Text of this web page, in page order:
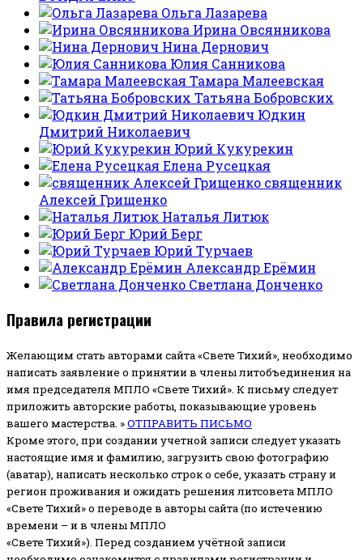
Ольга Лазарева
Ирина Овсянникова
Нина Дернович
Юлия Санникова
Тамара Малеевская
Татьяна Бобровских
Юдкин
Дмитрий Николаевич
Юрий Кукурекин
Елена Русецкая
священник
Алексей Грищенко
Наталья Литюк
Юрий Берг
Юрий Турчаев
Александр Ерёмин
Светлана Донченко
Правила регистрации
Желающим стать авторами сайта «Свете Тихий», необходимо
написать заявление о принятии в члены литобъединения на
имя председателя МПЛО «Свете Тихий». К письму следует
приложить авторские работы, показывающие уровень
вашего мастерства. »ОТПРАВИТЬ ПИСЬМО
Кроме этого, при создании учетной записи следует указать
настоящие имя и фамилию, загрузить свою фотографию
(аватар), написать несколько строк о себе, указать страну и
регион проживания и ожидать решения литсовета МПЛО
«Свете Тихий» о переводе в авторы сайта (по истечению
времени – и в члены МПЛО
«Свете Тихий»). Перед созданием учётной записи